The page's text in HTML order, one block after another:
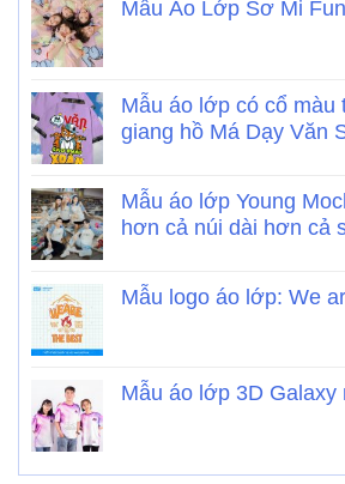
Mẫu Áo Lớp Sơ Mi
Mẫu áo lớp có cổ màu
giang hồ Má Dạy Văn
Mẫu áo lớp Young
hơn cả núi dài hơn cả
Mẫu logo áo lớp: We
Mẫu áo lớp 3D Galaxy